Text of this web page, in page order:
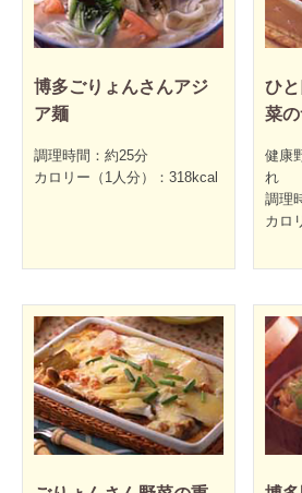
博多ごりょんさんアジ
ア麺
調理時間：約25分
カロリー（1人分）：318kcal
ひ
菜
健康
れ
調理
カロ